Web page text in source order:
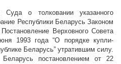
о толковании указанного
Республики Беларусь Законом
Верховного Совета
1993 года “О порядке купли-
Беларусь” утратившим силу.
постановлением от 22